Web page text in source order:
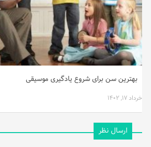
بهترین سن برای شروع یادگیری موسیقی
خرداد ۱۷, ۱۴۰۲
ارسال نظر